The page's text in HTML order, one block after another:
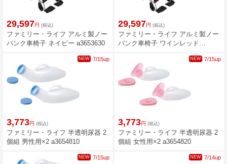
29,597円 (税込)
ファミリー・ライフ アルミ製ノー
パンク車椅子 ネイビー a3653630
29,597円 (税込)
ファミリー・ライフ アルミ製ノー
パンク車椅子 ワインレッド
NEW 7/15up
3,773円 (税込)
ファミリー・ライフ 半透明尿器 2
個組 男性用×2 a3654810
NEW 7/15up
3,773円 (税込)
ファミリー・ライフ 半透明尿器 2
個組 女性用×2 a3654820
NEW 7/15up NEW 7/14up